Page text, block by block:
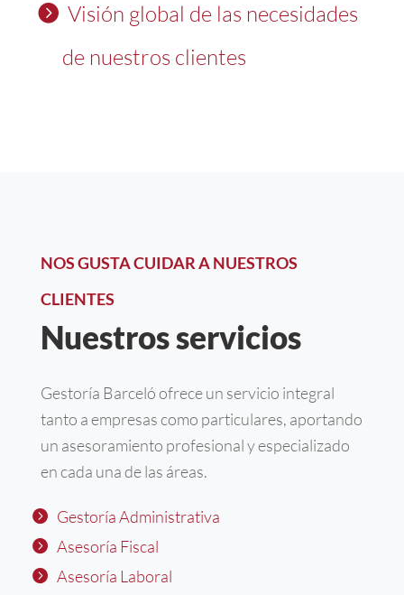
Visión global de las necesidades
de nuestros clientes
NOS GUSTA CUIDAR A NUESTROS
CLIENTES
Nuestros servicios
Gestoría Barceló ofrece un servicio integral
tanto a empresas como particulares, aportando
un asesoramiento profesional y especializado
en cada una de las áreas.
Gestoría Administrativa
Asesoría Fiscal
Asesoría Laboral